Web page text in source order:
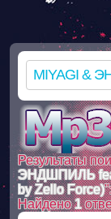
Результаты
ЭНДШПИЛЬ
by Zello Force)
Найдено1